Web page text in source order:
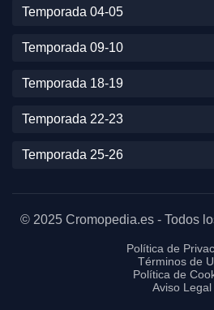
Temporada 04-05
Temporada 09-10
Temporada 18-19
Temporada 22-23
Temporada 25-26
© 2025 Cromopedia.es - Todos
Política de
Términos de
Política de
Aviso Legal